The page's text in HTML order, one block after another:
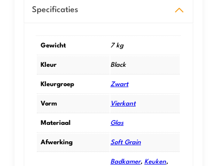
Specificaties
Gewicht 7 kg
Kleur Black
Kleurgroep Zwart
Vorm Vierkant
Materiaal Glas
Afwerking Soft Grain
Badkamer,Keuken,